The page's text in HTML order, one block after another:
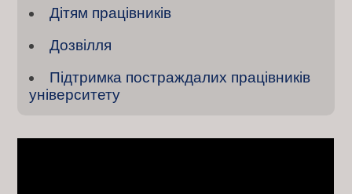
g
a
t
Дітям працівників
Дозвілля
Підтримка постраждалих працівників
університету